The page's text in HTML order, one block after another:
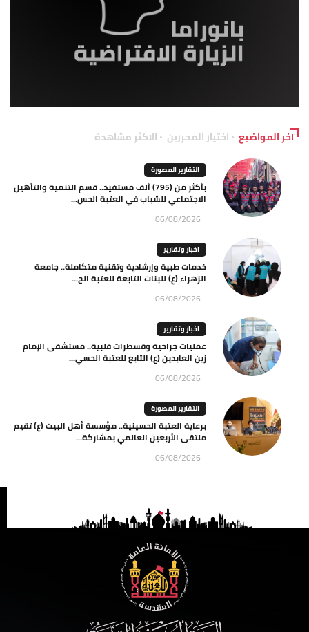
آخر المواضيع اختيار المحررين الاكثر مشاهدة
التقارير المصورة
بأكثر من (795) ألف مستفيد.. قسم التنمية والتأهيل
الاجتماعي للشباب في العتبة الحس...
06/08/2026
اخبار وتقارير
خدمات طبية وإرشادية وتقنية متكاملة.. جامعة
الزهراء (ع) للبنات التابعة للعتبة الح...
06/08/2026
اخبار وتقارير
عمليات جراحية وقسطرات قلبية.. مستشفى الإمام
زين العابدين (ع) التابع للعتبة الحسي...
06/08/2026
التقارير المصورة
برعاية العتبة الحسينية.. مؤسسة أهل البيت (ع) تقيم
ملتقى الأربعين العالمي بمشاركة...
06/08/2026